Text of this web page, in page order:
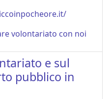
volontariato con noi
e sul
pubblico in